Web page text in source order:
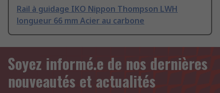
Rail à guidage IKO Nippon Thompson LWH
longueur 66 mm Acier au carbone
Soyez informé.e de nos dernières
nouveautés et actualités